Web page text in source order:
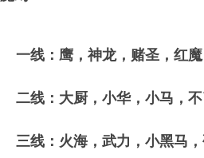
一线：鹰，神龙，赌圣，红
二线：大厨，小华，小马，
三线：火海，武力，小黑马